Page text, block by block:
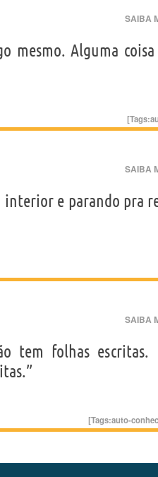
SAIBA
mesmo. Alguma
[Tags:
SAIBA
interior e parando pra
SAIBA
tem folhas escritas.
[Tags:auto-